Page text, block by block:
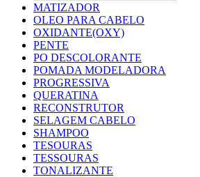
MATIZADOR
OLEO PARA CABELO
OXIDANTE(OXY)
PENTE
PO DESCOLORANTE
POMADA MODELADORA
PROGRESSIVA
QUERATINA
RECONSTRUTOR
SELAGEM CABELO
SHAMPOO
TESOURAS
TESSOURAS
TONALIZANTE